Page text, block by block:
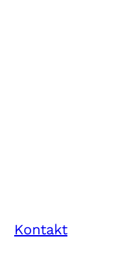
Kontakt